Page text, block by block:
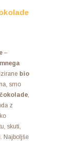
–
bio
smo
z
skuti,
Najboljše